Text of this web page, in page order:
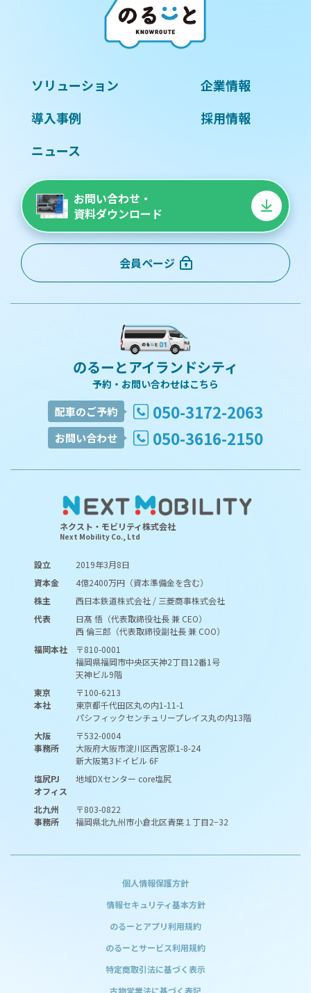
ソリューション
導入事例
ニュース
企業情報
採用情報
お問い合わせ・
資料ダウンロード
会員ページ
のるーとアイランドシティ
予約・お問い合わせはこちら
配車のご予約 050-3172-2063
お問い合わせ 050-3616-2150
ネクスト・モビリティ株式会社
Next Mobility Co., Ltd
設立
2019年3月8日
資本金
4億2400万円（資本準備金を含む）
株主
西日本鉄道株式会社 / 三菱商事株式会社
代表
日髙 悟（代表取締役社長 兼 CEO）
西 倫三郎（代表取締役副社長 兼 COO）
福岡本社
〒810-0001
福岡県福岡市中央区天神2丁目12番1号
天神ビル9階
東京
本社
〒100-6213
東京都千代田区丸の内1-11-1
パシフィックセンチュリープレイス丸の内13階
大阪
事務所
〒532-0004
大阪府大阪市淀川区西宮原1-8-24
新大阪第3ドイビル 6F
塩尻PJ
オフィス
地域DXセンター core塩尻
北九州
事務所
〒803-0822
福岡県北九州市小倉北区青葉１丁目2−32
個人情報保護方針
情報セキュリティ基本方針
のるーとアプリ利用規約
のるーとサービス利用規約
特定商取引法に基づく表示
古物営業法に基づく表記